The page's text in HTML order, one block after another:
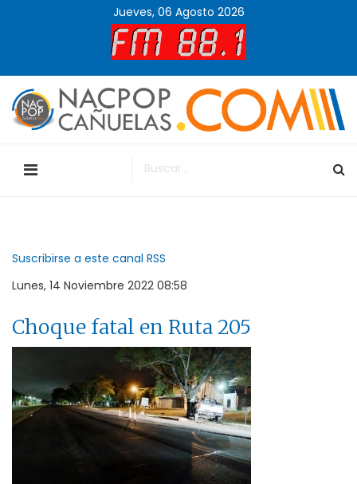
Jueves, 06 Agosto 2026
Suscribirse a este canal RSS
Lunes, 14 Noviembre 2022 08:58
Choque fatal en Ruta 205